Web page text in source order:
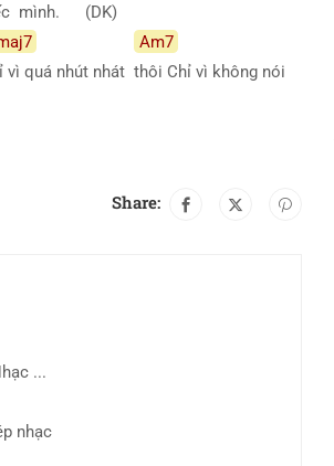
mình.
(DK)
vì quá nhút nhát
Am7
thôi Chỉ vì không nói
Share:
...
nhạc